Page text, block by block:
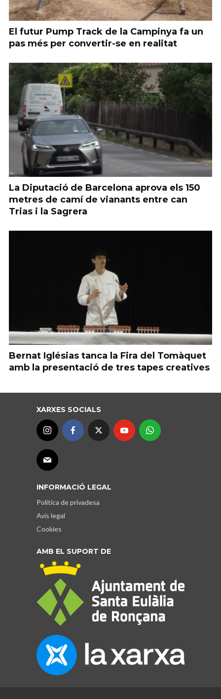
El futur Pump Track de la Campinya fa un
pas més per convertir-se en realitat
La Diputació de Barcelona aprova els 150
metres de camí de vianants entre can
Trias i la Sagrera
Bernat Iglésias tanca la Fira del Tomàquet
amb la presentació de tres tapes creatives
XARXES SOCIALS
INFORMACIÓ LEGAL
Política de privadesa
Avís legal
Cookies
AMB EL SUPORT DE